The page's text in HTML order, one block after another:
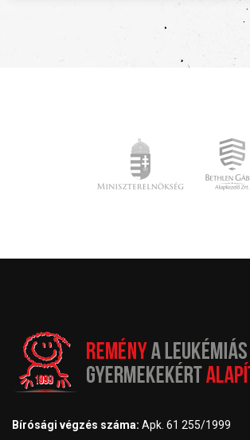
Bírósági végzés száma: Apk. 61 255/1999